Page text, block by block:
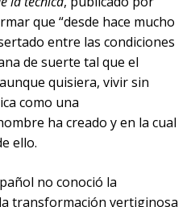
que “desde hace mucho
entre las condiciones
de suerte tal que el
quisiera, vivir sin
como una
ha creado y en la cual
ello.
no conoció la
transformación vertiginosa